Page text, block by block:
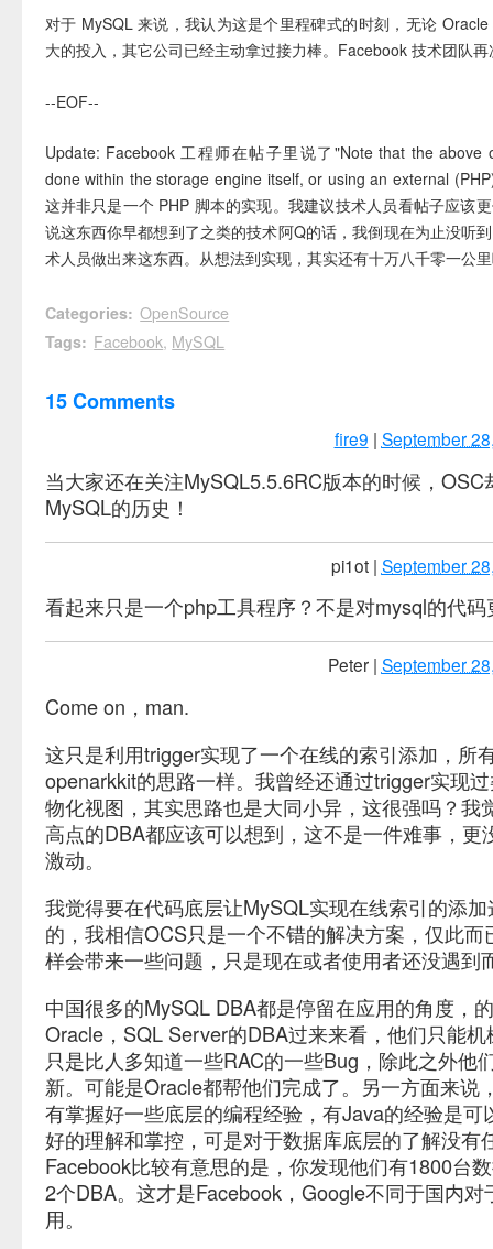
对于 MySQL 来说，我认为这是个里程碑式的时刻，无论
大的投入，其它公司已经主动拿过接力棒。Facebook 技术团队
--EOF--
Update: Facebook 工程师在帖子里说了"Note that the above
done within the storage engine itself, or using an external
这并非只是一个 PHP 脚本的实现。我建议技术人员看帖子应该
说这东西你早都想到了之类的技术阿Q的话，我倒现在为止没听
术人员做出来这东西。从想法到实现，其实还有十万八千零一公
Categories: OpenSource
Tags: Facebook, MySQL
15 Comments
fire9 | September
当大家还在关注MySQL5.5.6RC版本的时候，OSC
MySQL的历史！
pi1ot| September
看起来只是一个php工具程序？不是对mysql的代码
Peter| September
Come on，man.
这只是利用trigger实现了一个在线的索引添加，所
openarkkit的思路一样。我曾经还通过trigger实现
物化视图，其实思路也是大同小异，这很强吗？我
高点的DBA都应该可以想到，这不是一件难事，更
激动。
我觉得要在代码底层让MySQL实现在线索引的添
的，我相信OCS只是一个不错的解决方案，仅此而
样会带来一些问题，只是现在或者使用者还没遇到
中国很多的MySQL DBA都是停留在应用的角度，
Oracle，SQL Server的DBA过来来看，他们只能
只是比人多知道一些RAC的一些Bug，除此之外他
新。可能是Oracle都帮他们完成了。另一方面来说
有掌握好一些底层的编程经验，有Java的经验是可
好的理解和掌控，可是对于数据库底层的了解没有
Facebook比较有意思的是，你发现他们有1800台
2个DBA。这才是Facebook，Google不同于国内对
用。